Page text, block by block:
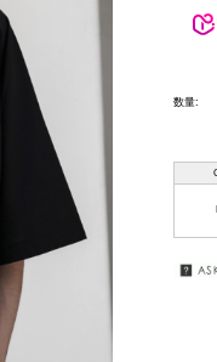
数量: